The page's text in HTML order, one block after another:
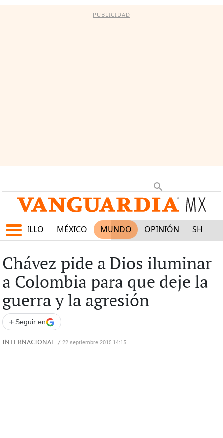
PUBLICIDAD
SALTILLO MÉXICO MUNDO OPINIÓN SHOW
Chávez pide a Dios iluminar
a Colombia para que deje la
guerra y la agresión
+ Seguir en
INTERNACIONAL / 22 septiembre 2015 14:15